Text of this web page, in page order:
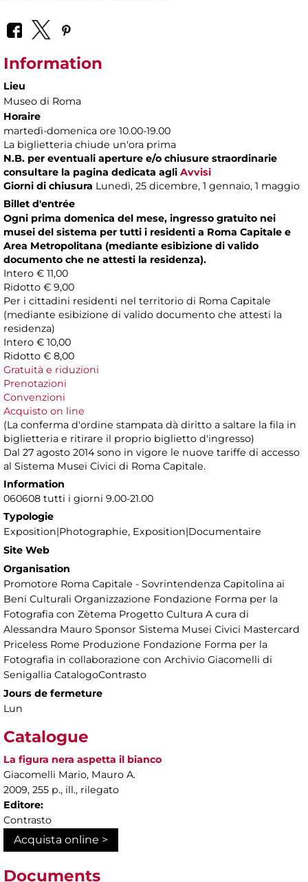
Information
Lieu
Museo di Roma
Horaire
martedì-domenica ore 10.00-19.00
La biglietteria chiude un'ora prima
N.B. per eventuali aperture e/o chiusure straordinarie
consultare la pagina dedicata agli Avvisi
Giorni di chiusura Lunedì, 25 dicembre, 1 gennaio, 1 maggio
Billet d'entrée
Ogni prima domenica del mese, ingresso gratuito nei
musei del sistema per tutti i residenti a Roma Capitale e
Area Metropolitana (mediante esibizione di valido
documento che ne attesti la residenza).
Intero € 11,00
Ridotto € 9,00
Per i cittadini residenti nel territorio di Roma Capitale
(mediante esibizione di valido documento che attesti la
residenza)
Intero € 10,00
Ridotto € 8,00
Gratuità e riduzioni
Prenotazioni
Convenzioni
Acquisto on line
(La conferma d'ordine stampata dà diritto a saltare la fila in
biglietteria e ritirare il proprio biglietto d'ingresso)
Dal 27 agosto 2014 sono in vigore le nuove tariffe di accesso
al Sistema Musei Civici di Roma Capitale.
Information
060608 tutti i giorni 9.00-21.00
Typologie
Exposition|Photographie, Exposition|Documentaire
Site Web
Organisation
Promotore Roma Capitale - Sovrintendenza Capitolina ai
Beni Culturali Organizzazione Fondazione Forma per la
Fotografia con Zètema Progetto Cultura A cura di
Alessandra Mauro Sponsor Sistema Musei Civici Mastercard
Priceless Rome Produzione Fondazione Forma per la
Fotografia in collaborazione con Archivio Giacomelli di
Senigallia CatalogoContrasto
Jours de fermeture
Lun
Catalogue
La figura nera aspetta il bianco
Giacomelli Mario, Mauro A.
2009, 255 p., ill., rilegato
Editore:
Contrasto
Acquista online >
Documents